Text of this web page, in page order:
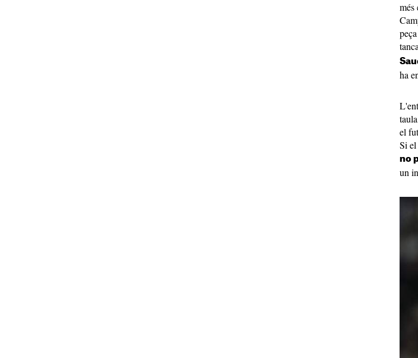
més
ha
el
Si el
no
un